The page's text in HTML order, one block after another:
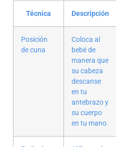
Técnica Descripción
Posición
de cuna
Coloca al
bebé de
manera que
su cabeza
descanse
en tu
antebrazo y
su cuerpo
en tu mano.